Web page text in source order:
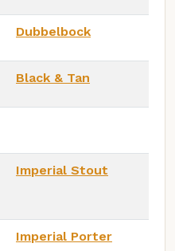
Dubbelbock
Black & Tan
Imperial Stout
Imperial Porter